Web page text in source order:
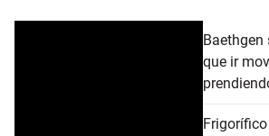
Baethgen
que ir